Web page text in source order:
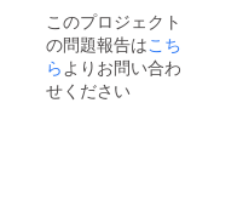
このプロジェクト
の問題報告はこち
らよりお問い合わ
せください